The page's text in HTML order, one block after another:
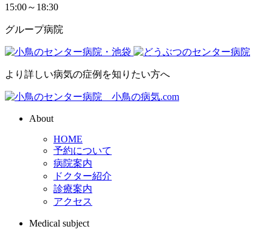
15:00～18:30
グループ病院
より詳しい病気の症例を知りたい方へ
About
HOME
予約について
病院案内
ドクター紹介
診療案内
アクセス
Medical subject